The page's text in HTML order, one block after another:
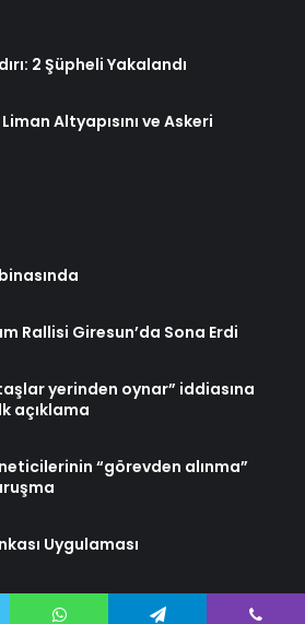
2 Şüpheli Yakalandı
Altyapısını ve Askeri
Rallisi Giresun’da Sona Erdi
yerinden oynar” iddiasına
açıklama
“görevden alınma”
Uygulaması